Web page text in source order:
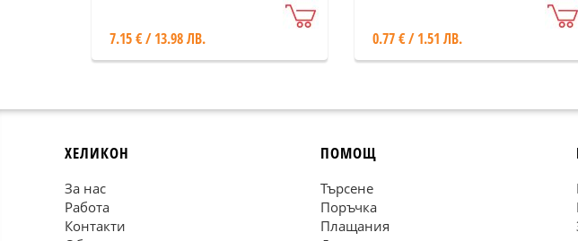
7.15 € / 13.98 ЛВ. 0.77 € / 1.51 ЛВ.
ХЕЛИКОН
За нас
Работа
Контакти
ПОМОЩ
Търсене
Поръчка
Плащания